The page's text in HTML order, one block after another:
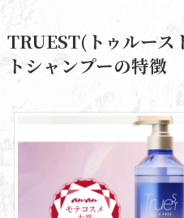
TRUEST(トゥルース
トシャンプーの特徴